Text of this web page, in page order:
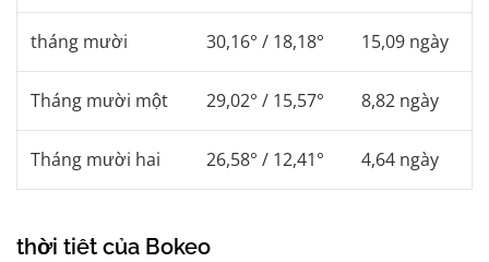
tháng mười 30,16° / 18,18° 15,09 ngày
Tháng mười một 29,02° / 15,57° 8,82 ngày
Tháng mười hai 26,58° / 12,41° 4,64 ngày
thời tiết của Bokeo